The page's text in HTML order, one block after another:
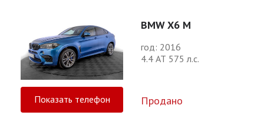
BMW X6 M
год: 2016
4.4 АТ 575 л.с.
Показать телефон Продано